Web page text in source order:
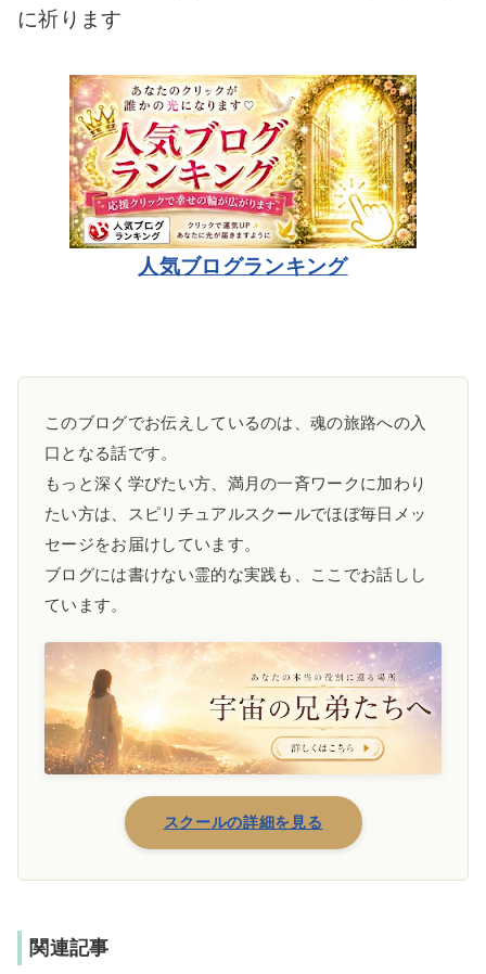
に祈ります
人気ブログランキング
このブログでお伝えしているのは、魂の旅路への入
口となる話です。
もっと深く学びたい方、満月の一斉ワークに加わり
たい方は、スピリチュアルスクールでほぼ毎日メッ
セージをお届けしています。
ブログには書けない霊的な実践も、ここでお話しし
ています。
スクールの詳細を見る
関連記事